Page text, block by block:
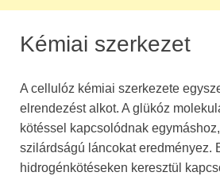
Kémiai szerkezet
A cellulóz kémiai szerkezete
elrendezést alkot. A glükóz
kötéssel kapcsolódnak
szilárdságú láncokat eredményez.
hidrogénkötéseken keresztül